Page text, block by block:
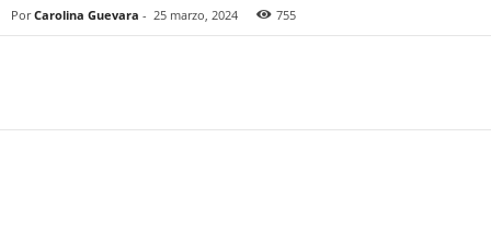
Por Carolina Guevara - 25 marzo, 2024 755